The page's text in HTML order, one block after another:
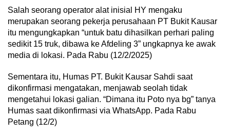
Salah seorang operator alat inisial HY mengaku
merupakan seorang pekerja perusahaan PT Bukit Kausar
itu mengungkapkan “untuk batu dihasilkan perhari paling
sedikit 15 truk, dibawa ke Afdeling 3” ungkapnya ke awak
media di lokasi. Pada Rabu (12/2/2025)
Sementara itu, Humas PT. Bukit Kausar Sahdi saat
dikonfirmasi mengatakan, menjawab seolah tidak
mengetahui lokasi galian. “Dimana itu Poto nya bg” tanya
Humas saat dikonfirmasi via WhatsApp. Pada Rabu
Petang (12/2)